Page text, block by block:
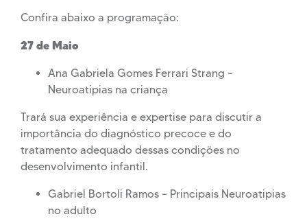
Confira abaixo a programação:
27 de Maio
Ana Gabriela Gomes Ferrari Strang –
Neuroatipias na criança
Trará sua experiência e expertise para discutir a
importância do diagnóstico precoce e do
tratamento adequado dessas condições no
desenvolvimento infantil.
Gabriel Bortoli Ramos – Principais Neuroatipias
no adulto